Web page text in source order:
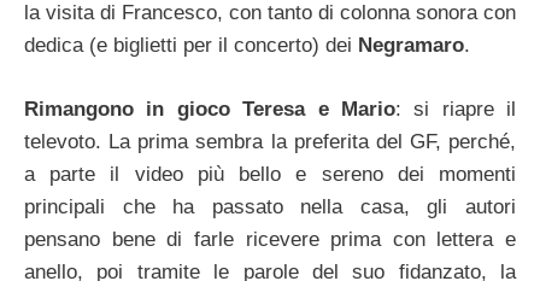
la visita di Francesco, con tanto di colonna sonora con
dedica (e biglietti per il concerto) dei Negramaro.
Rimangono in gioco Teresa e Mario: si riapre il
televoto. La prima sembra la preferita del GF, perché,
a parte il video più bello e sereno dei momenti
principali che ha passato nella casa, gli autori
pensano bene di farle ricevere prima con lettera e
anello, poi tramite le parole del suo fidanzato, la